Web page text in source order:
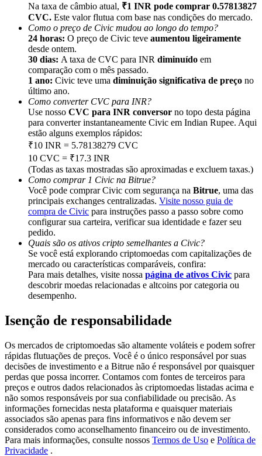
BTC Welcome Rewards
Deposit & Trade BTC to Share 25000 USDT prize pool!
Deposit CASHCAT & Win
Share 500000 CASHCAT prize pool
Exclusive for BitMart Users
Register & Trade to Win 500,000 USDT
Precious Metals Trading Carnival
Trade Gold & Silver · 33,333 USDT Bonus
USDT New User Exclusive 10% APR
USDT Flexible Staking | Daily Rewards
Na taxa de câmbio atual, ₹1 INR pode comprar 0.57813827
CVC. Este valor flutua com base nas condições do mercado.
Como o preço de Civic mudou ao longo do tempo?
24 horas: O preço de Civic teve aumentou ligeiramente
desde ontem.
30 dias: A taxa de CVC para INR diminuído em
comparação com o mês passado.
1 ano: Civic teve uma diminuição significativa de preço no
último ano.
Como converter CVC para INR?
Use nosso CVC para INR conversor no topo desta página
para converter instantaneamente Civic em Indian Rupee. Aqui
estão alguns exemplos rápidos:
₹10 INR = 5.78138279 CVC
10 CVC = ₹17.3 INR
(Todas as taxas mostradas são aproximadas e excluem taxas.)
Como comprar 1 Civic na Bitrue?
Você pode comprar Civic com segurança na Bitrue, uma das
principais exchanges centralizadas. Visite nosso guia de
compra de Civic para instruções passo a passo sobre como
configurar sua carteira, verificar sua identidade e fazer seu
pedido.
Quais são os ativos cripto semelhantes a Civic?
Se você está explorando criptomoedas com capitalizações de
mercado ou características comparáveis, confira:
Para mais detalhes, visite nossa página de ativos Civic para
descobrir moedas relacionadas e altcoins por categoria ou
desempenho.
Isenção de responsabilidade
Os mercados de criptomoedas são altamente voláteis e podem sofrer
rápidas flutuações de preços. Você é o único responsável por suas
decisões de investimento e a Bitrue não é responsável por quaisquer
perdas que possa incorrer. Contamos com fontes de terceiros para
preços e outros dados relacionados às criptomoedas listadas acima e
não somos responsáveis por sua confiabilidade ou precisão. As
informações fornecidas nesta plataforma e quaisquer materiais
associados são apenas para fins informativos e não devem ser
considerados como aconselhamento financeiro ou de investimento.
Para mais informações, consulte nossos Termos de Uso e Política de
Privacidade .